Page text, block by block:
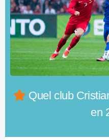
Quel club
en